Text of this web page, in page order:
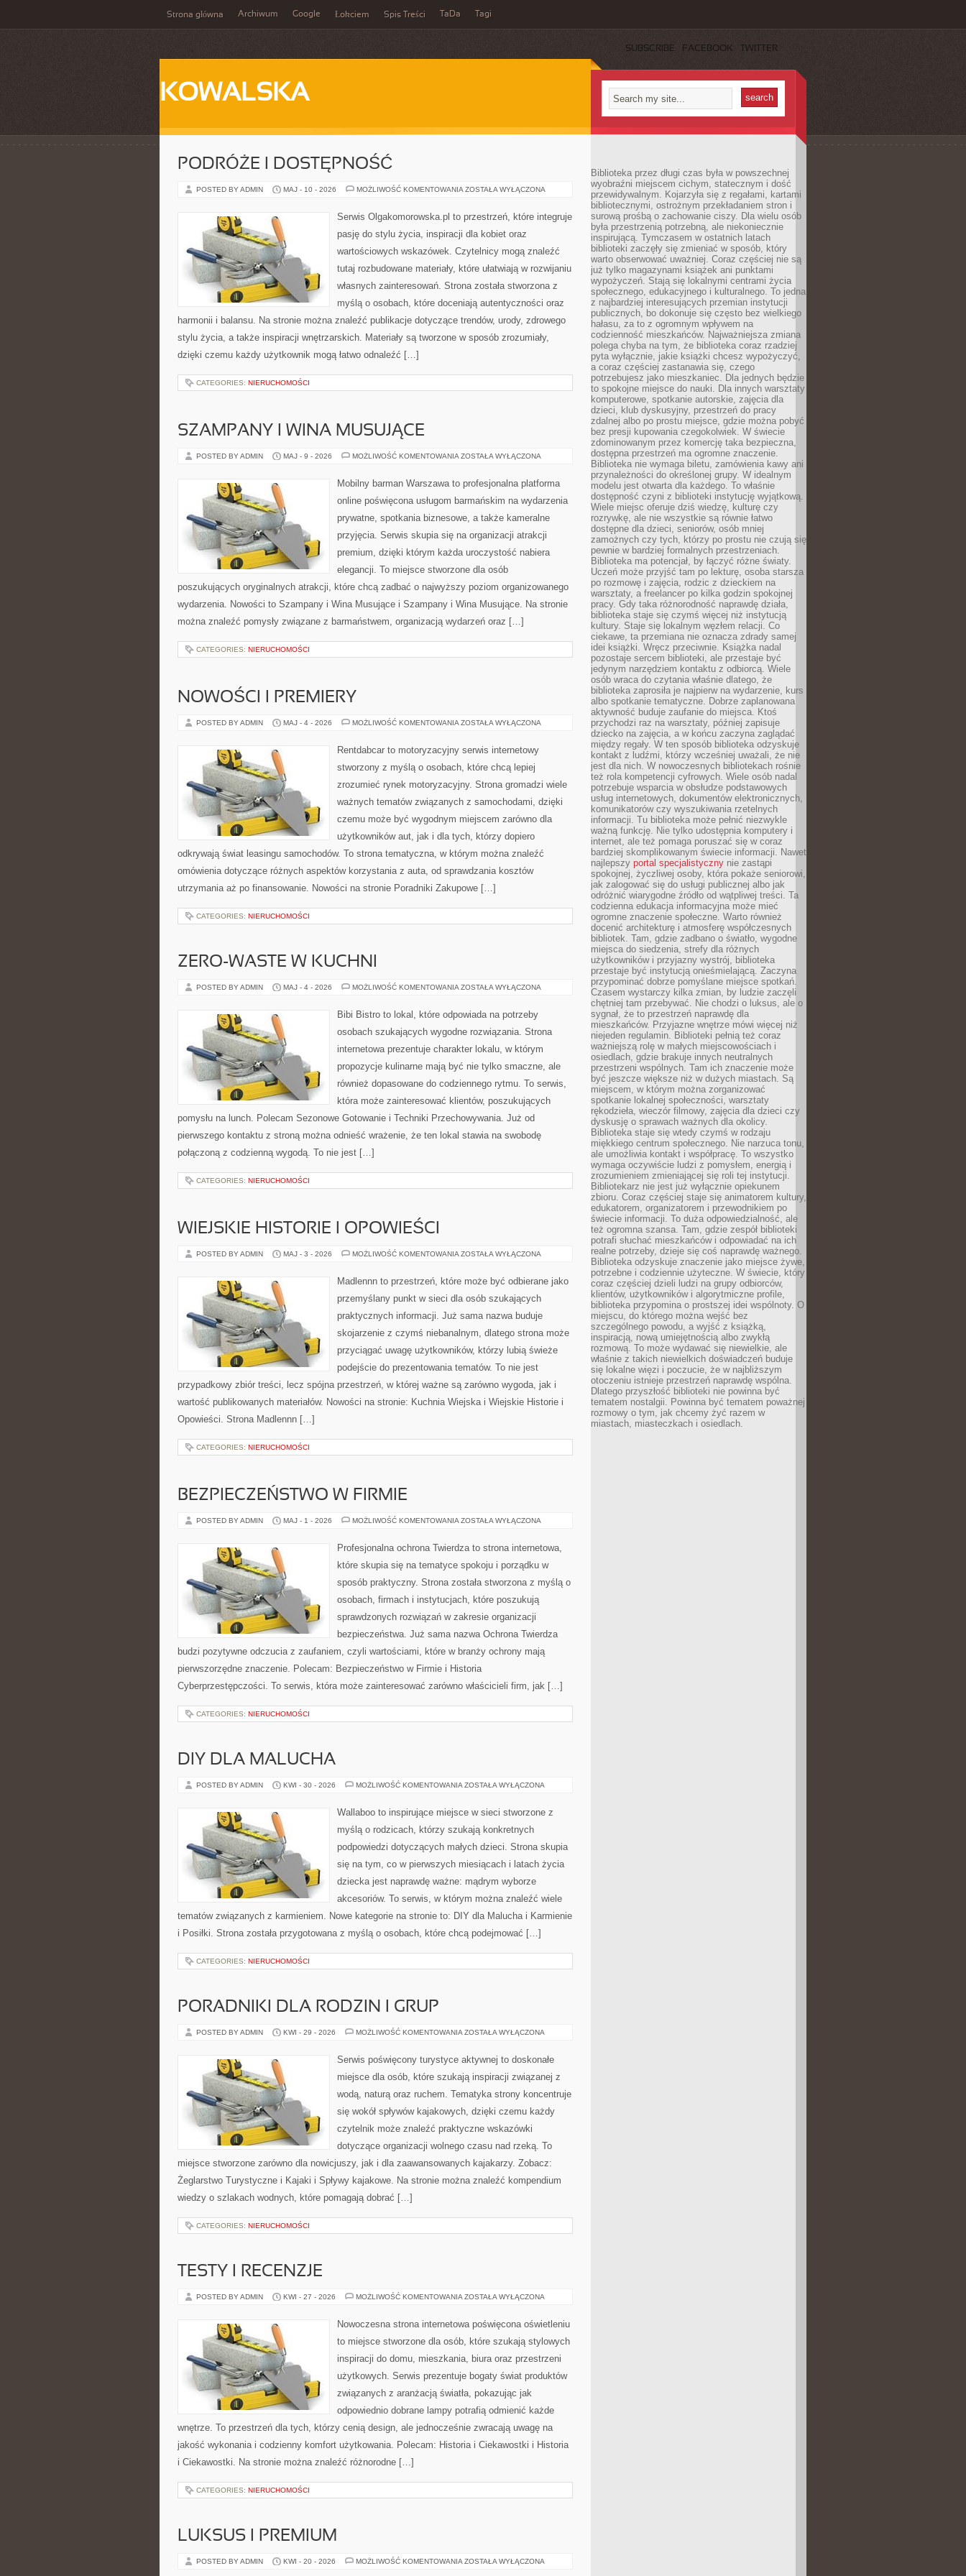
Strona główna Archiwum Google Łokciem Spis Treści TaDa Tagi
SUBSCRIBE FACEBOOK TWITTER
KOWALSKA
PODRÓŻE I DOSTĘPNOŚĆ
POSTED BY ADMIN MAJ - 10 - 2026 MOŻLIWOŚĆ KOMENTOWANIA PODRÓŻE
ZOSTAŁA WYŁĄCZONA
Serwis Olgakomorowska.pl to przestrzeń, które integruje
pasję do stylu życia, inspiracji dla kobiet oraz
wartościowych wskazówek. Czytelnicy mogą znaleźć
tutaj rozbudowane materiały, które ułatwiają w rozwijaniu
własnych zainteresowań. Strona została stworzona z
myślą o osobach, które doceniają autentyczności oraz
harmonii i balansu. Na stronie można znaleźć publikacje dotyczące trendów, urody, zdrowego
stylu życia, a także inspiracji wnętrzarskich. Materiały są tworzone w sposób zrozumiały,
dzięki czemu każdy użytkownik mogą łatwo odnaleźć […]
CATEGORIES: NIERUCHOMOŚCI
SZAMPANY I WINA MUSUJĄCE
POSTED BY ADMIN MAJ - 9 - 2026 MOŻLIWOŚĆ KOMENTOWANIA SZAMPANY
MUSUJĄCE
ZOSTAŁA WYŁĄCZONA
Mobilny barman Warszawa to profesjonalna platforma
online poświęcona usługom barmańskim na wydarzenia
prywatne, spotkania biznesowe, a także kameralne
przyjęcia. Serwis skupia się na organizacji atrakcji
premium, dzięki którym każda uroczystość nabiera
elegancji. To miejsce stworzone dla osób
poszukujących oryginalnych atrakcji, które chcą zadbać o najwyższy poziom organizowanego
wydarzenia. Nowości to Szampany i Wina Musujące i Szampany i Wina Musujące. Na stronie
można znaleźć pomysły związane z barmaństwem, organizacją wydarzeń oraz […]
CATEGORIES: NIERUCHOMOŚCI
NOWOŚCI I PREMIERY
POSTED BY ADMIN MAJ - 4 - 2026 MOŻLIWOŚĆ KOMENTOWANIA NOWOŚCI
ZOSTAŁA WYŁĄCZONA
Rentdabcar to motoryzacyjny serwis internetowy
stworzony z myślą o osobach, które chcą lepiej
zrozumieć rynek motoryzacyjny. Strona gromadzi wiele
ważnych tematów związanych z samochodami, dzięki
czemu może być wygodnym miejscem zarówno dla
użytkowników aut, jak i dla tych, którzy dopiero
odkrywają świat leasingu samochodów. To strona tematyczna, w którym można znaleźć
omówienia dotyczące różnych aspektów korzystania z auta, od sprawdzania kosztów
utrzymania aż po finansowanie. Nowości na stronie Poradniki Zakupowe […]
CATEGORIES: NIERUCHOMOŚCI
ZERO-WASTE W KUCHNI
POSTED BY ADMIN MAJ - 4 - 2026 MOŻLIWOŚĆ KOMENTOWANIA ZERO-
KUCHNI
ZOSTAŁA WYŁĄCZONA
Bibi Bistro to lokal, które odpowiada na potrzeby
osobach szukających wygodne rozwiązania. Strona
internetowa prezentuje charakter lokalu, w którym
propozycje kulinarne mają być nie tylko smaczne, ale
również dopasowane do codziennego rytmu. To serwis,
która może zainteresować klientów, poszukujących
pomysłu na lunch. Polecam Sezonowe Gotowanie i Techniki Przechowywania. Już od
pierwszego kontaktu z stroną można odnieść wrażenie, że ten lokal stawia na swobodę
połączoną z codzienną wygodą. To nie jest […]
CATEGORIES: NIERUCHOMOŚCI
WIEJSKIE HISTORIE I OPOWIEŚCI
POSTED BY ADMIN MAJ - 3 - 2026 MOŻLIWOŚĆ KOMENTOWANIA WIEJSKIE
OPOWIEŚCI
ZOSTAŁA WYŁĄCZONA
Madlennn to przestrzeń, które może być odbierane jako
przemyślany punkt w sieci dla osób szukających
praktycznych informacji. Już sama nazwa buduje
skojarzenie z czymś niebanalnym, dlatego strona może
przyciągać uwagę użytkowników, którzy lubią świeże
podejście do prezentowania tematów. To nie jest
przypadkowy zbiór treści, lecz spójna przestrzeń, w której ważne są zarówno wygoda, jak i
wartość publikowanych materiałów. Nowości na stronie: Kuchnia Wiejska i Wiejskie Historie i
Opowieści. Strona Madlennn […]
CATEGORIES: NIERUCHOMOŚCI
BEZPIECZEŃSTWO W FIRMIE
POSTED BY ADMIN MAJ - 1 - 2026 MOŻLIWOŚĆ KOMENTOWANIA BEZPIECZEŃSTWO
ZOSTAŁA WYŁĄCZONA
Profesjonalna ochrona Twierdza to strona internetowa,
które skupia się na tematyce spokoju i porządku w
sposób praktyczny. Strona została stworzona z myślą o
osobach, firmach i instytucjach, które poszukują
sprawdzonych rozwiązań w zakresie organizacji
bezpieczeństwa. Już sama nazwa Ochrona Twierdza
budzi pozytywne odczucia z zaufaniem, czyli wartościami, które w branży ochrony mają
pierwszorzędne znaczenie. Polecam: Bezpieczeństwo w Firmie i Historia
Cyberprzestępczości. To serwis, która może zainteresować zarówno właścicieli firm, jak […]
CATEGORIES: NIERUCHOMOŚCI
DIY DLA MALUCHA
POSTED BY ADMIN KWI - 30 - 2026 MOŻLIWOŚĆ KOMENTOWANIA DIY
ZOSTAŁA WYŁĄCZONA
Wallaboo to inspirujące miejsce w sieci stworzone z
myślą o rodzicach, którzy szukają konkretnych
podpowiedzi dotyczących małych dzieci. Strona skupia
się na tym, co w pierwszych miesiącach i latach życia
dziecka jest naprawdę ważne: mądrym wyborze
akcesoriów. To serwis, w którym można znaleźć wiele
tematów związanych z karmieniem. Nowe kategorie na stronie to: DIY dla Malucha i Karmienie
i Posiłki. Strona została przygotowana z myślą o osobach, które chcą podejmować […]
CATEGORIES: NIERUCHOMOŚCI
PORADNIKI DLA RODZIN I GRUP
POSTED BY ADMIN KWI - 29 - 2026 MOŻLIWOŚĆ KOMENTOWANIA PORADNIKI
GRUP
ZOSTAŁA WYŁĄCZONA
Serwis poświęcony turystyce aktywnej to doskonałe
miejsce dla osób, które szukają inspiracji związanej z
wodą, naturą oraz ruchem. Tematyka strony koncentruje
się wokół spływów kajakowych, dzięki czemu każdy
czytelnik może znaleźć praktyczne wskazówki
dotyczące organizacji wolnego czasu nad rzeką. To
miejsce stworzone zarówno dla nowicjuszy, jak i dla zaawansowanych kajakarzy. Zobacz:
Żeglarstwo Turystyczne i Kajaki i Spływy kajakowe. Na stronie można znaleźć kompendium
wiedzy o szlakach wodnych, które pomagają dobrać […]
CATEGORIES: NIERUCHOMOŚCI
TESTY I RECENZJE
POSTED BY ADMIN KWI - 27 - 2026 MOŻLIWOŚĆ KOMENTOWANIA TESTY
ZOSTAŁA WYŁĄCZONA
Nowoczesna strona internetowa poświęcona oświetleniu
to miejsce stworzone dla osób, które szukają stylowych
inspiracji do domu, mieszkania, biura oraz przestrzeni
użytkowych. Serwis prezentuje bogaty świat produktów
związanych z aranżacją światła, pokazując jak
odpowiednio dobrane lampy potrafią odmienić każde
wnętrze. To przestrzeń dla tych, którzy cenią design, ale jednocześnie zwracają uwagę na
jakość wykonania i codzienny komfort użytkowania. Polecam: Historia i Ciekawostki i Historia
i Ciekawostki. Na stronie można znaleźć różnorodne […]
CATEGORIES: NIERUCHOMOŚCI
LUKSUS I PREMIUM
POSTED BY ADMIN KWI - 20 - 2026 MOŻLIWOŚĆ KOMENTOWANIA LUKSUS
ZOSTAŁA WYŁĄCZONA
Biblioteka przez długi czas była w powszechnej
wyobraźni miejscem cichym, statecznym i dość
przewidywalnym. Kojarzyła się z regałami, kartami
bibliotecznymi, ostrożnym przekładaniem stron i
surową prośbą o zachowanie ciszy. Dla wielu osób
była przestrzenią potrzebną, ale niekoniecznie
inspirującą. Tymczasem w ostatnich latach
biblioteki zaczęły się zmieniać w sposób, który
warto obserwować uważniej. Coraz częściej nie są
już tylko magazynami książek ani punktami
wypożyczeń. Stają się lokalnymi centrami życia
społecznego, edukacyjnego i kulturalnego. To jedna
z najbardziej interesujących przemian instytucji
publicznych, bo dokonuje się często bez wielkiego
hałasu, za to z ogromnym wpływem na
codzienność mieszkańców. Najważniejsza zmiana
polega chyba na tym, że biblioteka coraz rzadziej
pyta wyłącznie, jakie książki chcesz wypożyczyć,
a coraz częściej zastanawia się, czego
potrzebujesz jako mieszkaniec. Dla jednych będzie
to spokojne miejsce do nauki. Dla innych warsztaty
komputerowe, spotkanie autorskie, zajęcia dla
dzieci, klub dyskusyjny, przestrzeń do pracy
zdalnej albo po prostu miejsce, gdzie można pobyć
bez presji kupowania czegokolwiek. W świecie
zdominowanym przez komercję taka bezpieczna,
dostępna przestrzeń ma ogromne znaczenie.
Biblioteka nie wymaga biletu, zamówienia kawy ani
przynależności do określonej grupy. W idealnym
modelu jest otwarta dla każdego. To właśnie
dostępność czyni z biblioteki instytucję wyjątkową.
Wiele miejsc oferuje dziś wiedzę, kulturę czy
rozrywkę, ale nie wszystkie są równie łatwo
dostępne dla dzieci, seniorów, osób mniej
zamożnych czy tych, którzy po prostu nie czują się
pewnie w bardziej formalnych przestrzeniach.
Biblioteka ma potencjał, by łączyć różne światy.
Uczeń może przyjść tam po lekturę, osoba starsza
po rozmowę i zajęcia, rodzic z dzieckiem na
warsztaty, a freelancer po kilka godzin spokojnej
pracy. Gdy taka różnorodność naprawdę działa,
biblioteka staje się czymś więcej niż instytucją
kultury. Staje się lokalnym węzłem relacji. Co
ciekawe, ta przemiana nie oznacza zdrady samej
idei książki. Wręcz przeciwnie. Książka nadal
pozostaje sercem biblioteki, ale przestaje być
jedynym narzędziem kontaktu z odbiorcą. Wiele
osób wraca do czytania właśnie dlatego, że
biblioteka zaprosiła je najpierw na wydarzenie, kurs
albo spotkanie tematyczne. Dobrze zaplanowana
aktywność buduje zaufanie do miejsca. Ktoś
przychodzi raz na warsztaty, później zapisuje
dziecko na zajęcia, a w końcu zaczyna zaglądać
między regały. W ten sposób biblioteka odzyskuje
kontakt z ludźmi, którzy wcześniej uważali, że nie
jest dla nich. W nowoczesnych bibliotekach rośnie
też rola kompetencji cyfrowych. Wiele osób nadal
potrzebuje wsparcia w obsłudze podstawowych
usług internetowych, dokumentów elektronicznych,
komunikatorów czy wyszukiwania rzetelnych
informacji. Tu biblioteka może pełnić niezwykle
ważną funkcję. Nie tylko udostępnia komputery i
internet, ale też pomaga poruszać się w coraz
bardziej skomplikowanym świecie informacji. Nawet
najlepszy portal specjalistyczny nie zastąpi
spokojnej, życzliwej osoby, która pokaże seniorowi,
jak zalogować się do usługi publicznej albo jak
odróżnić wiarygodne źródło od wątpliwej treści. Ta
codzienna edukacja informacyjna może mieć
ogromne znaczenie społeczne. Warto również
docenić architekturę i atmosferę współczesnych
bibliotek. Tam, gdzie zadbano o światło, wygodne
miejsca do siedzenia, strefy dla różnych
użytkowników i przyjazny wystrój, biblioteka
przestaje być instytucją onieśmielającą. Zaczyna
przypominać dobrze pomyślane miejsce spotkań.
Czasem wystarczy kilka zmian, by ludzie zaczęli
chętniej tam przebywać. Nie chodzi o luksus, ale o
sygnał, że to przestrzeń naprawdę dla
mieszkańców. Przyjazne wnętrze mówi więcej niż
niejeden regulamin. Biblioteki pełnią też coraz
ważniejszą rolę w małych miejscowościach i
osiedlach, gdzie brakuje innych neutralnych
przestrzeni wspólnych. Tam ich znaczenie może
być jeszcze większe niż w dużych miastach. Są
miejscem, w którym można zorganizować
spotkanie lokalnej społeczności, warsztaty
rękodzieła, wieczór filmowy, zajęcia dla dzieci czy
dyskusję o sprawach ważnych dla okolicy.
Biblioteka staje się wtedy czymś w rodzaju
miękkiego centrum społecznego. Nie narzuca tonu,
ale umożliwia kontakt i współpracę. To wszystko
wymaga oczywiście ludzi z pomysłem, energią i
zrozumieniem zmieniającej się roli tej instytucji.
Bibliotekarz nie jest już wyłącznie opiekunem
zbioru. Coraz częściej staje się animatorem kultury,
edukatorem, organizatorem i przewodnikiem po
świecie informacji. To duża odpowiedzialność, ale
też ogromna szansa. Tam, gdzie zespół biblioteki
potrafi słuchać mieszkańców i odpowiadać na ich
realne potrzeby, dzieje się coś naprawdę ważnego.
Biblioteka odzyskuje znaczenie jako miejsce żywe,
potrzebne i codziennie użyteczne. W świecie, który
coraz częściej dzieli ludzi na grupy odbiorców,
klientów, użytkowników i algorytmiczne profile,
biblioteka przypomina o prostszej idei wspólnoty. O
miejscu, do którego można wejść bez
szczególnego powodu, a wyjść z książką,
inspiracją, nową umiejętnością albo zwykłą
rozmową. To może wydawać się niewielkie, ale
właśnie z takich niewielkich doświadczeń buduje
się lokalne więzi i poczucie, że w najbliższym
otoczeniu istnieje przestrzeń naprawdę wspólna.
Dlatego przyszłość biblioteki nie powinna być
tematem nostalgii. Powinna być tematem poważnej
rozmowy o tym, jak chcemy żyć razem w
miastach, miasteczkach i osiedlach.